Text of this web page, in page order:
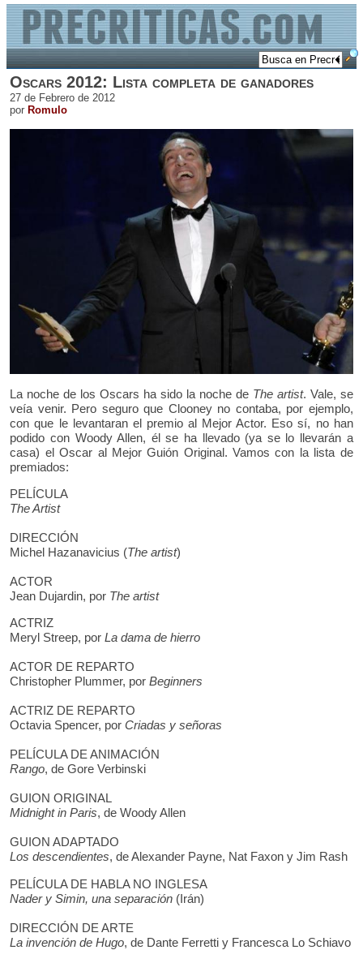
Oscars 2012: Lista completa de ganadores
27 de Febrero de 2012
por Romulo
La noche de los Oscars ha sido la noche de The artist. Vale, se
veía venir. Pero seguro que Clooney no contaba, por ejemplo,
con que le levantaran el premio al Mejor Actor. Eso sí, no han
podido con Woody Allen, él se ha llevado (ya se lo llevarán a
casa) el Oscar al Mejor Guión Original. Vamos con la lista de
premiados:
PELÍCULA
The Artist
DIRECCIÓN
Michel Hazanavicius (The artist)
ACTOR
Jean Dujardin, por The artist
ACTRIZ
Meryl Streep, porLa dama de hierro
ACTOR DE REPARTO
Christopher Plummer, porBeginners
ACTRIZ DE REPARTO
Octavia Spencer, porCriadas y señoras
PELÍCULA DE ANIMACIÓN
Rango, de Gore Verbinski
GUION ORIGINAL
Midnight in Paris, de Woody Allen
GUION ADAPTADO
Los descendientes, de Alexander Payne, Nat Faxon y Jim Rash
PELÍCULA DE HABLA NO INGLESA
Nader y Simin, una separación (Irán)
DIRECCIÓN DE ARTE
La invención de Hugo, de Dante Ferretti y Francesca Lo Schiavo